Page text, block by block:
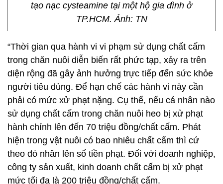
tạo nạc cysteamine tại một hộ gia đình ở
TP.HCM. Ảnh: TN
“Thời gian qua hành vi vi phạm sử dụng chất cấm
trong chăn nuôi diễn biến rất phức tạp, xảy ra trên
diện rộng đã gây ảnh hưởng trực tiếp đến sức khỏe
người tiêu dùng. Để hạn chế các hành vi này cần
phải có mức xử phạt nặng. Cụ thể, nếu cá nhân nào
sử dụng chất cấm trong chăn nuôi heo bị xử phạt
hành chính lên đến 70 triệu đồng/chất cấm. Phát
hiện trong vật nuôi có bao nhiêu chất cấm thì cứ
theo đó nhân lên số tiền phạt. Đối với doanh nghiệp,
công ty sản xuất, kinh doanh chất cấm bị xử phạt
mức tối đa là 200 triệu đồng/chất cấm.